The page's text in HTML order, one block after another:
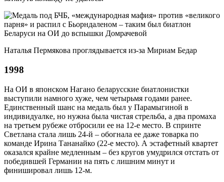
Наталья Пермякова проглядывается из-за Мириам Бедар
1998
На ОИ в японском Нагано беларусские биатлонистки
выступили намного хуже, чем четырьмя годами ранее.
Единственный шанс на медаль был у Парамыгиной в
индивидуалке, но нужна была чистая стрельба, а два промаха
на третьем рубеже отбросили ее на 12-е место. В спринте
Светлана стала лишь 24-й – обогнала ее даже товарка по
команде Ирина Тананайко (22-е место). А эстафетный квартет
оказался крайне медленным – без кругов умудрился отстать от
победившей Германии на пять с лишним минут и
финишировал лишь 12-м.